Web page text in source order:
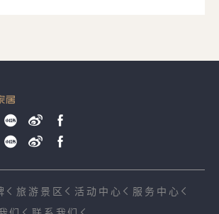
旅游景区 活动中心
服务中心